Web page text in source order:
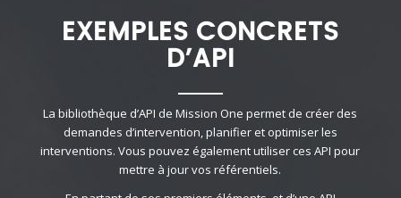
EXEMPLES CONCRETS
D’API
La bibliothèque d’API de Mission One permet de créer des
demandes d’intervention, planifier et optimiser les
interventions. Vous pouvez également utiliser ces API pour
mettre à jour vos référentiels.